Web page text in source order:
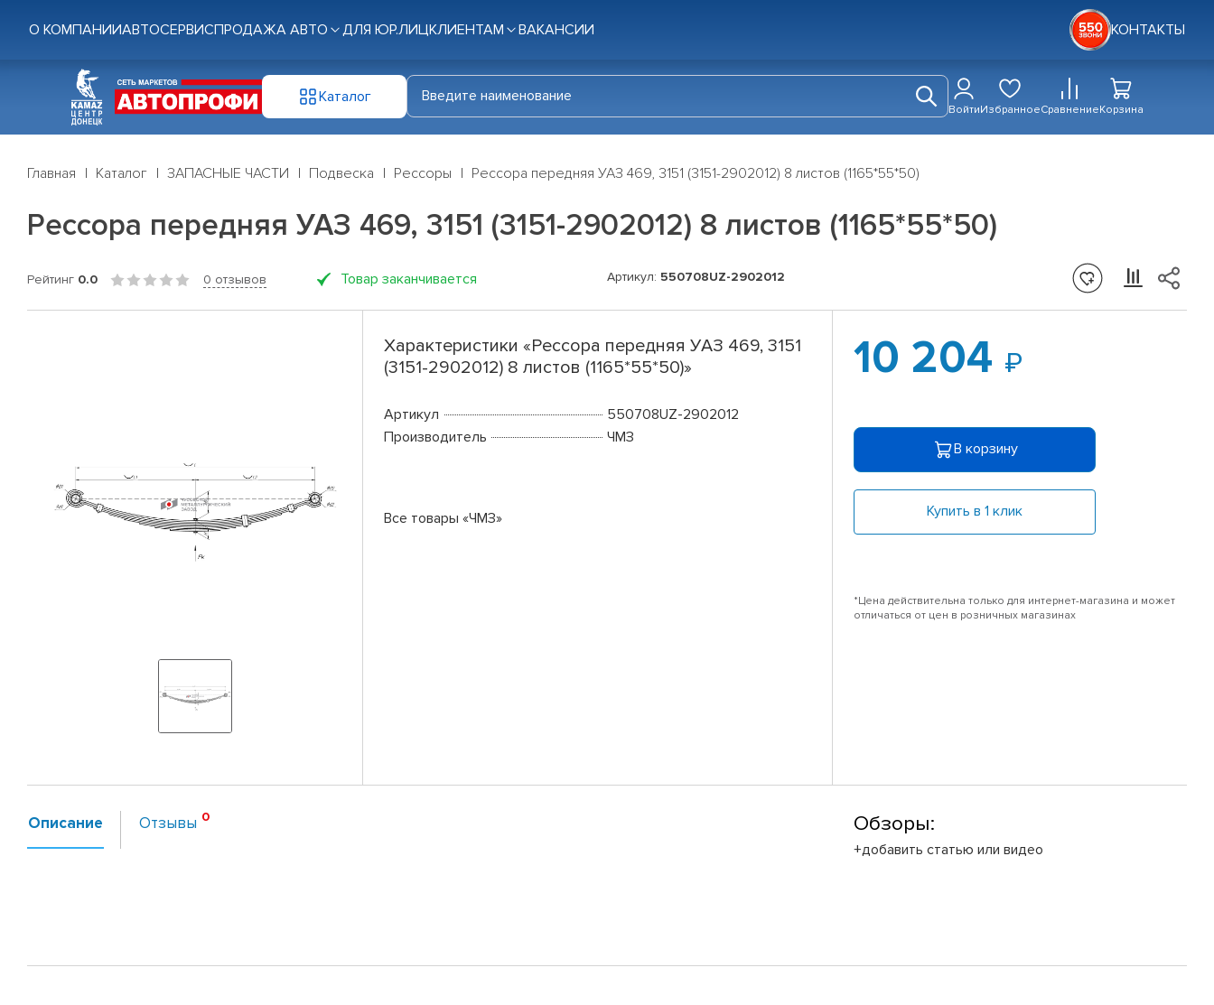
О КОМПАНИИАВТОСЕРВИСПРОДАЖА АВТО ДЛЯ ЮР.ЛИЦКЛИЕНТАМ ВАКАНСИИ КОНТАКТЫ
Каталог
ВойтиИзбранноеСравнениеКорзина
Главная Каталог ЗАПАСНЫЕ ЧАСТИ Подвеска Рессоры Рессора передняя УАЗ 469, 3151 (3151-2902012) 8 листов (1165*55*50)
Рессора передняя УАЗ 469, 3151 (3151-2902012) 8 листов (1165*55*50)
Рейтинг 0.0 0 отзывов Товар заканчивается Артикул: 550708UZ-2902012
Характеристики «Рессора передняя УАЗ 469, 3151
(3151-2902012) 8 листов (1165*55*50)»
Артикул
550708UZ-2902012
Производитель
ЧМЗ
Все товары «ЧМЗ»
10 204
В корзину
Купить в 1 клик
*Цена действительна только для интернет-магазина и может
отличаться от цен в розничных магазинах
Описание Отзывы Обзоры:
+добавить статью или видео